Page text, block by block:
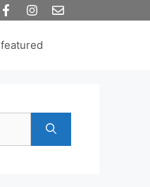
featured